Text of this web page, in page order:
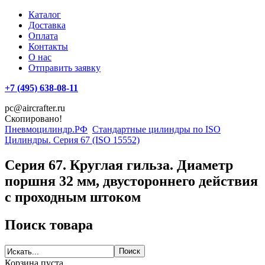
Каталог
Доставка
Оплата
Контакты
О нас
Отправить заявку
+7 (495) 638-08-11
pc@aircrafter.ru
Скопировано!
Пневмоцилиндр.РФ Стандартные цилиндры по ISO
Цилиндры. Серия 67 (ISO 15552)
Серия 67. Круглая гильза. Диаметр
поршня 32 мм, двустороннего действия
с проходным штоком
Поиск товара
Корзина пуста